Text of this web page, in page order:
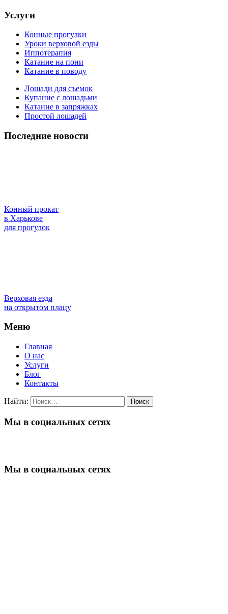
Услуги
Конные прогулки
Уроки верховой езды
Иппотерапия
Катание на пони
Катание в поводу
Лошади для съемок
Купание с лошадьми
Катание в запряжках
Простой лошадей
Последние новости
Конный прокат
в Харькове
для прогулок
Верховая езда
на открытом плацу
Меню
Главная
О нас
Услуги
Блог
Контакты
Найти:
Мы в социальных сетях
Мы в социальных сетях